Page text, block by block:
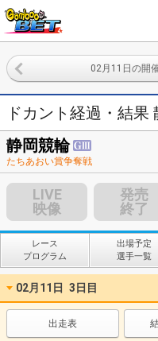
02月11日の開
ドカント経過・結果
静岡競輪
たちあおい賞争奪戦
LIVE
映像
発売
終了
レース
プログラム
出場予定
選手一覧
02月11日 3日目
出走表